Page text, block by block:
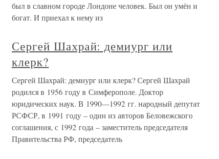
был в славном городе Лондоне человек. Был он умён и
богат. И приехал к нему из
Сергей Шахрай: демиург или
клерк?
Сергей Шахрай: демиург или клерк? Сергей Шахрай
родился в 1956 году в Симферополе. Доктор
юридических наук. В 1990—1992 гг. народный депутат
РСФСР, в 1991 году – один из авторов Беловежского
соглашения, с 1992 года – заместитель председателя
Правительства РФ, председатель